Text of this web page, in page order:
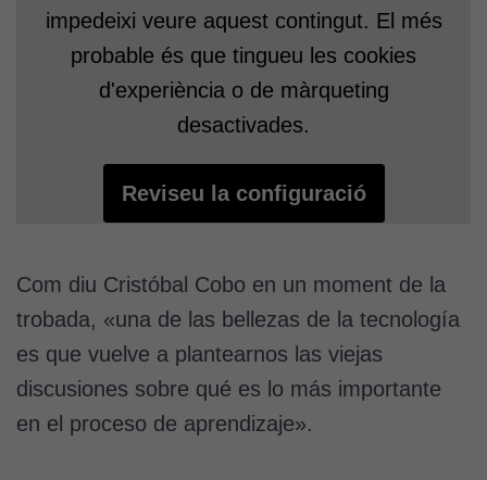
impedeixi veure aquest contingut. El més
probable és que tingueu les cookies
d'experiència o de màrqueting
desactivades.
Reviseu la configuració
Com diu Cristóbal Cobo en un moment de la
trobada, «una de las bellezas de la tecnología
es que vuelve a plantearnos las viejas
discusiones sobre qué es lo más importante
en el proceso de aprendizaje».